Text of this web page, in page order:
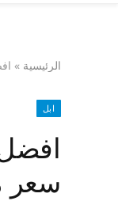
الرئيسية » افضل 5 هواتف بأقل
ابل
سعر